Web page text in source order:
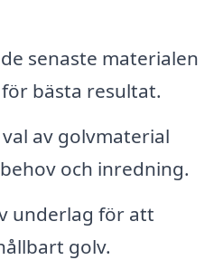
senaste materialen
bästa resultat.
av golvmaterial
och inredning.
underlag för att
golv.